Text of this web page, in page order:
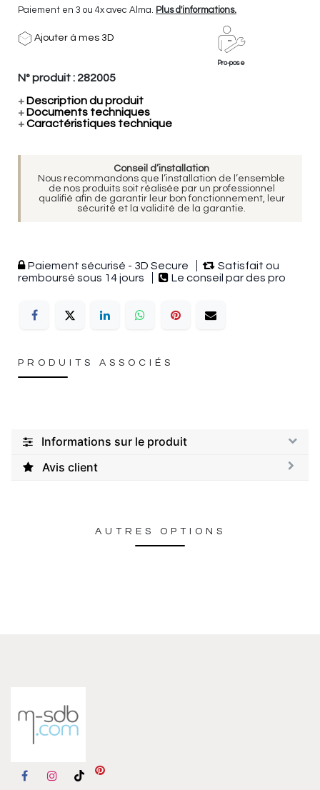
Paiement en 3 ou 4x avec Alma. Plus d'informations.
Ajouter à mes 3D
Pro-pose
N° produit : 282005
+ Description du produit
+ Documents techniques
+Caractéristiques technique
Conseil d’installation
Nous recommandons que l’installation de l’ensemble
de nos produits soit réalisée par un professionnel
qualifié afin de garantir leur bon fonctionnement, leur
sécurité et la validité de la garantie.
Paiement sécurisé - 3D Secure
Satisfait ou
remboursé sous 14 jours
Le conseil par des pro
PRODUITS ASSOCIÉS
Informations sur le produit
Avis client
AUTRES OPTIONS